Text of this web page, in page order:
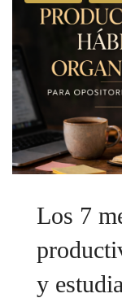
Los 7
y